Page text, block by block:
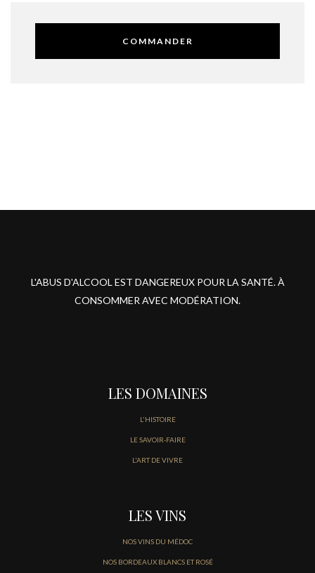
COMMANDER
L'ABUS D'ALCOOL EST DANGEREUX POUR LA SANTÉ. À
CONSOMMER AVEC MODÉRATION.
LES DOMAINES
L'HISTOIRE
LE SAVOIR-FAIRE
L'ART DE VIVRE
LES VINS
NOS VINS DU MÉDOC
NOS BORDEAUX BLANCS ET ROSÉ